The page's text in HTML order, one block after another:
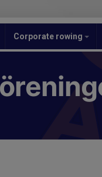
Corporate rowing